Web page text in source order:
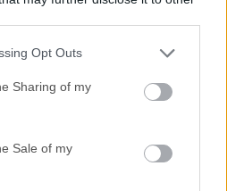
Opt Outs
Sharing of my
Sale of my
lo convierte en una
para principiantes como para